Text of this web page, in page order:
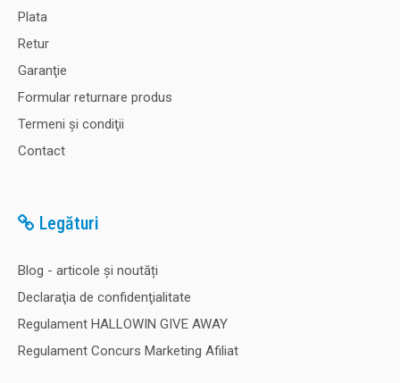
Plata
Retur
Garanţie
Formular returnare produs
Termeni şi condiţii
Contact
Legături
Blog - articole și noutăți
Declaraţia de confidenţialitate
Regulament HALLOWIN GIVE AWAY
Regulament Concurs Marketing Afiliat